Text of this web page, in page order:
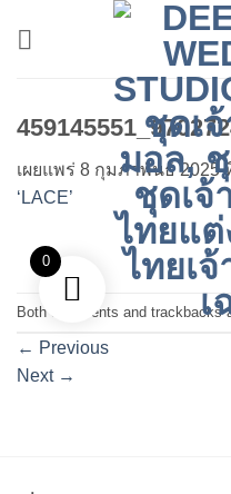
เผยแพร่ 8 กุมภาพันธ์ 2025
‘LACE’
Both comments and trackbacks
← Previous
Next →
0